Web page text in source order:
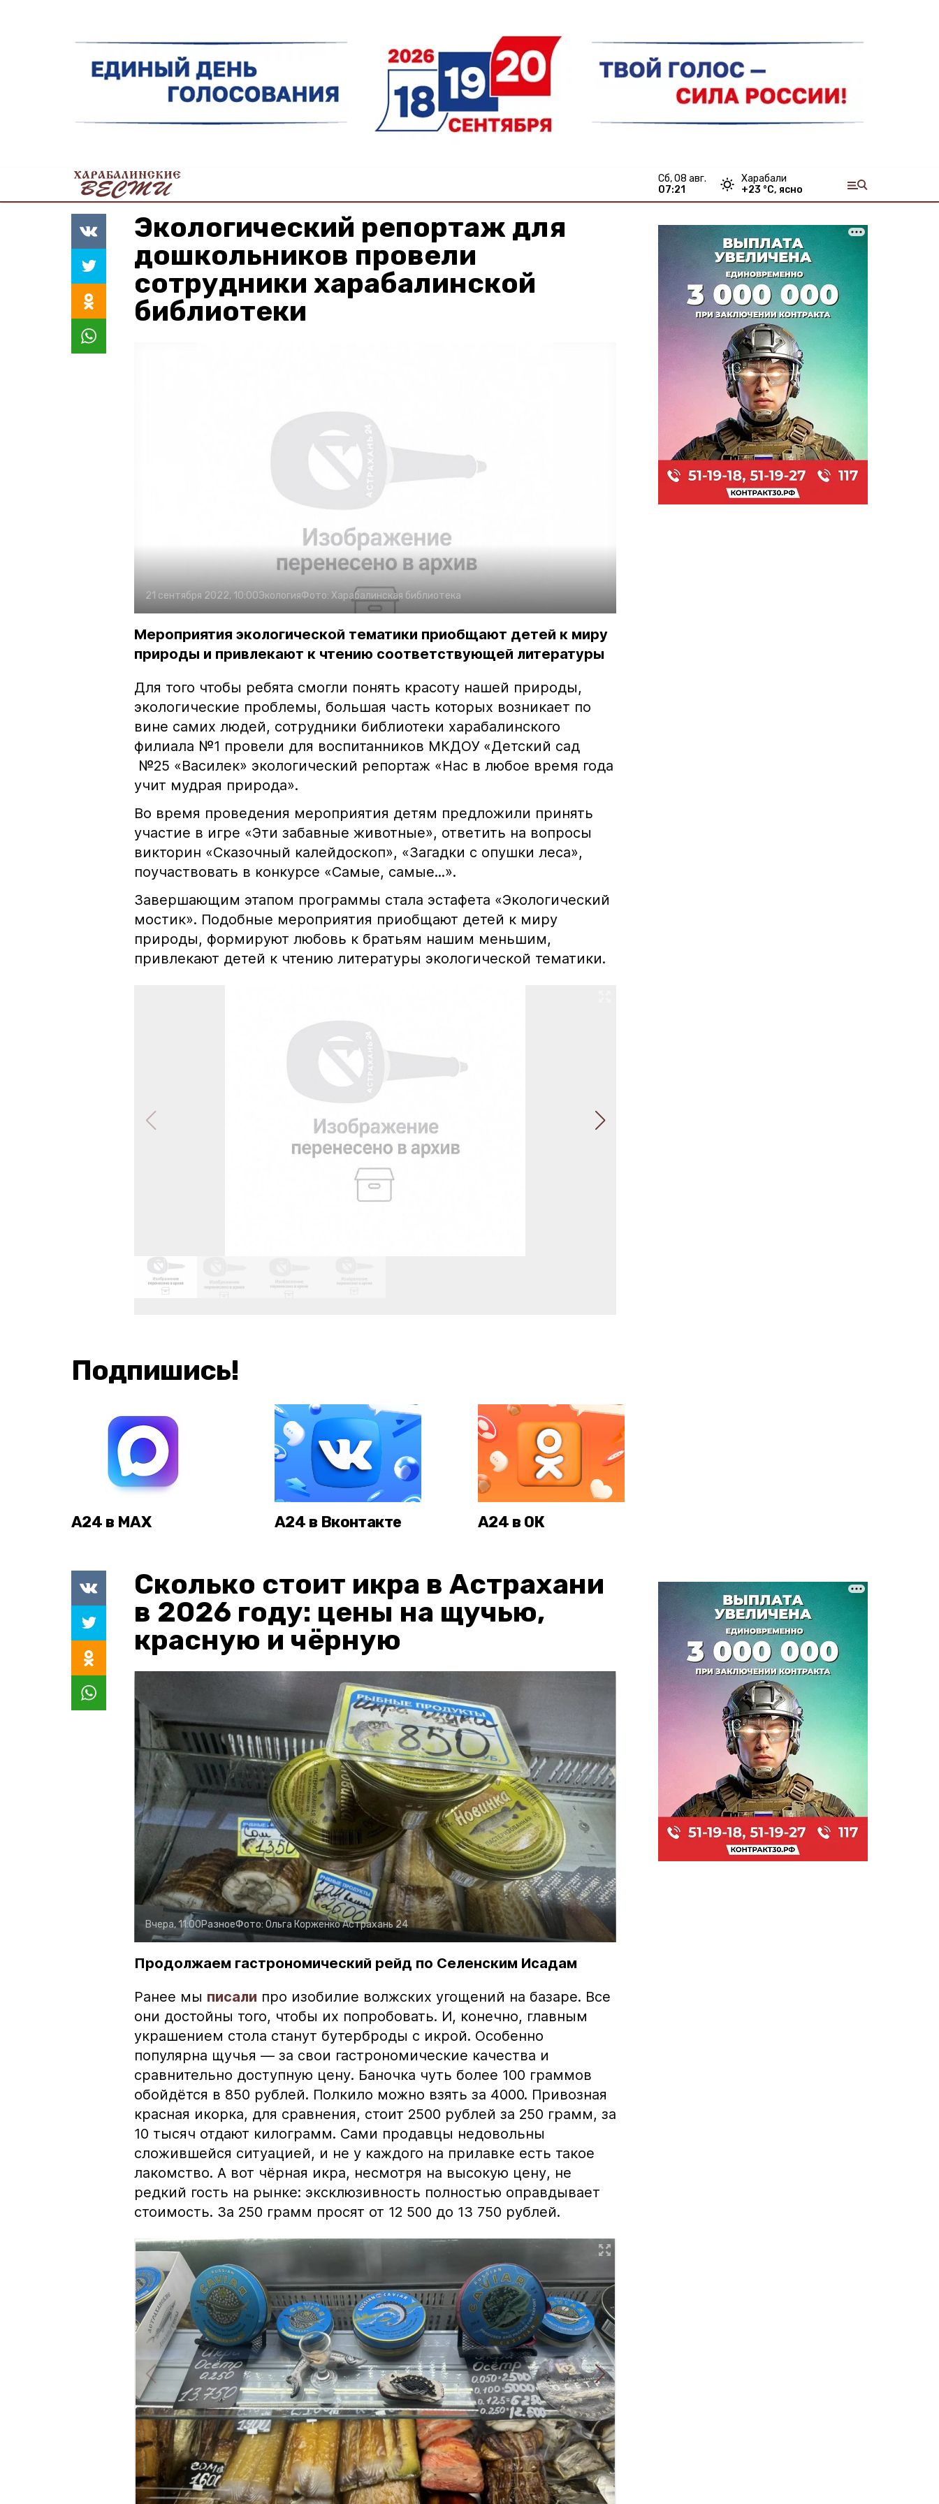
сб, 08 авг.
07:21
Харабали
+23 °С, ясно
Экологический репортаж для
дошкольников провели
сотрудники харабалинской
библиотеки
21 сентября 2022, 10:00ЭкологияФото: Харабалинская библиотека
Мероприятия экологической тематики приобщают детей к миру
природы и привлекают к чтению соответствующей литературы
Для того чтобы ребята смогли понять красоту нашей природы,
экологические проблемы, большая часть которых возникает по
вине самих людей, сотрудники библиотеки харабалинского
филиала №1 провели для воспитанников МКДОУ «Детский сад
№25 «Василек» экологический репортаж «Нас в любое время года
учит мудрая природа».
Во время проведения мероприятия детям предложили принять
участие в игре «Эти забавные животные», ответить на вопросы
викторин «Сказочный калейдоскоп», «Загадки с опушки леса»,
поучаствовать в конкурсе «Самые, самые...».
Завершающим этапом программы стала эстафета «Экологический
мостик». Подобные мероприятия приобщают детей к миру
природы, формируют любовь к братьям нашим меньшим,
привлекают детей к чтению литературы экологической тематики.
Подпишись!
А24 в MAX А24 в Вконтакте А24 в ОК
Сколько стоит икра в Астрахани
в 2026 году: цены на щучью,
красную и чёрную
Вчера, 11:00РазноеФото: Ольга КорженкоАстрахань 24
Продолжаем гастрономический рейд по Селенским Исадам
Ранее мы писали про изобилие волжских угощений на базаре. Все
они достойны того, чтобы их попробовать. И, конечно, главным
украшением стола станут бутерброды с икрой. Особенно
популярна щучья — за свои гастрономические качества и
сравнительно доступную цену. Баночка чуть более 100 граммов
обойдётся в 850 рублей. Полкило можно взять за 4000. Привозная
красная икорка, для сравнения, стоит 2500 рублей за 250 грамм, за
10 тысяч отдают килограмм. Сами продавцы недовольны
сложившейся ситуацией, и не у каждого на прилавке есть такое
лакомство. А вот чёрная икра, несмотря на высокую цену, не
редкий гость на рынке: эксклюзивность полностью оправдывает
стоимость. За 250 грамм просят от 12 500 до 13 750 рублей.